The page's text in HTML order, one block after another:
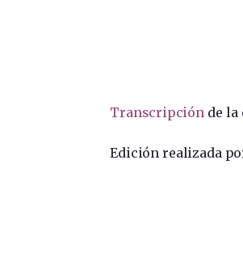
Transcripción de la
Edición realizada